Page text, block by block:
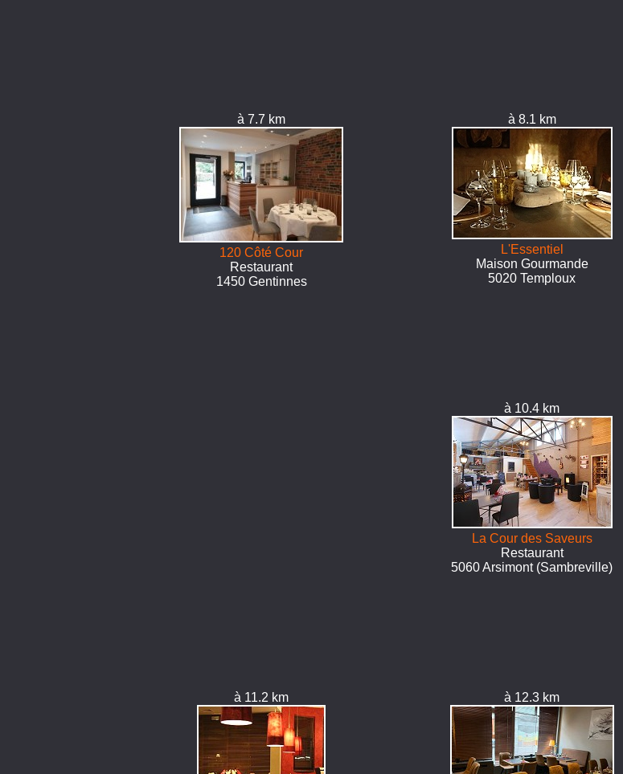
à 7.7 km
120 Côté Cour
Restaurant
1450 Gentinnes
à 8.1 km
L'Essentiel
Maison Gourmande
5020 Temploux
à 10.4 km
La Cour des Saveurs
Restaurant
5060 Arsimont (Sambreville)
à 11.2 km à 12.3 km